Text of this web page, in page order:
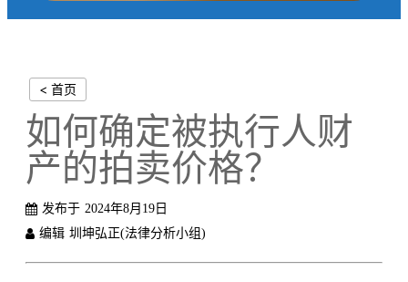
< 首页
如何确定被执行人财
产的拍卖价格？
发布于 2024年8月19日
编辑 圳坤弘正(法律分析小组)